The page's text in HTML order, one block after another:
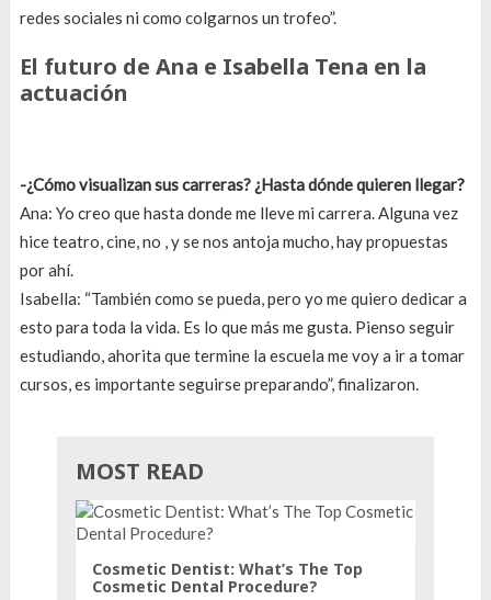
redes sociales ni como colgarnos un trofeo”.
El futuro de Ana e Isabella Tena en la
actuación
-¿Cómo visualizan sus carreras? ¿Hasta dónde quieren llegar?
Ana: Yo creo que hasta donde me lleve mi carrera. Alguna vez
hice teatro, cine, no , y se nos antoja mucho, hay propuestas
por ahí.
Isabella: “También como se pueda, pero yo me quiero dedicar a
esto para toda la vida. Es lo que más me gusta. Pienso seguir
estudiando, ahorita que termine la escuela me voy a ir a tomar
cursos, es importante seguirse preparando”, finalizaron.
MOST READ
Cosmetic Dentist: What’s The Top
Cosmetic Dental Procedure?